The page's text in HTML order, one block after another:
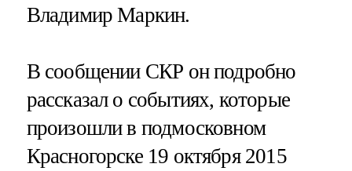
Владимир Маркин.
В сообщении СКР он подробно
рассказал о событиях, которые
произошли в подмосковном
Красногорске 19 октября 2015